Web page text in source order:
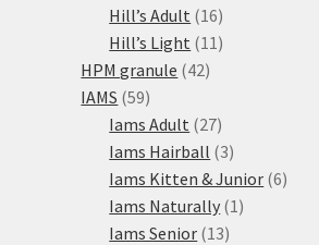
Hill’s Adult 1616
produktů
Hill’s Light 11 11
HPM granule 4242
IAMS 5959
produktů
Iams Adult 2727
produktů
Iams Hairball 33
produkty
Iams Kitten & Junior 66
Iams Naturally 1 1
Iams Senior 1313